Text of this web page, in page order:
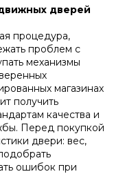
дверей
процедура,
проблем с
механизмы
магазинах
получить
качества и
Перед покупкой
двери: вес,
ошибок при